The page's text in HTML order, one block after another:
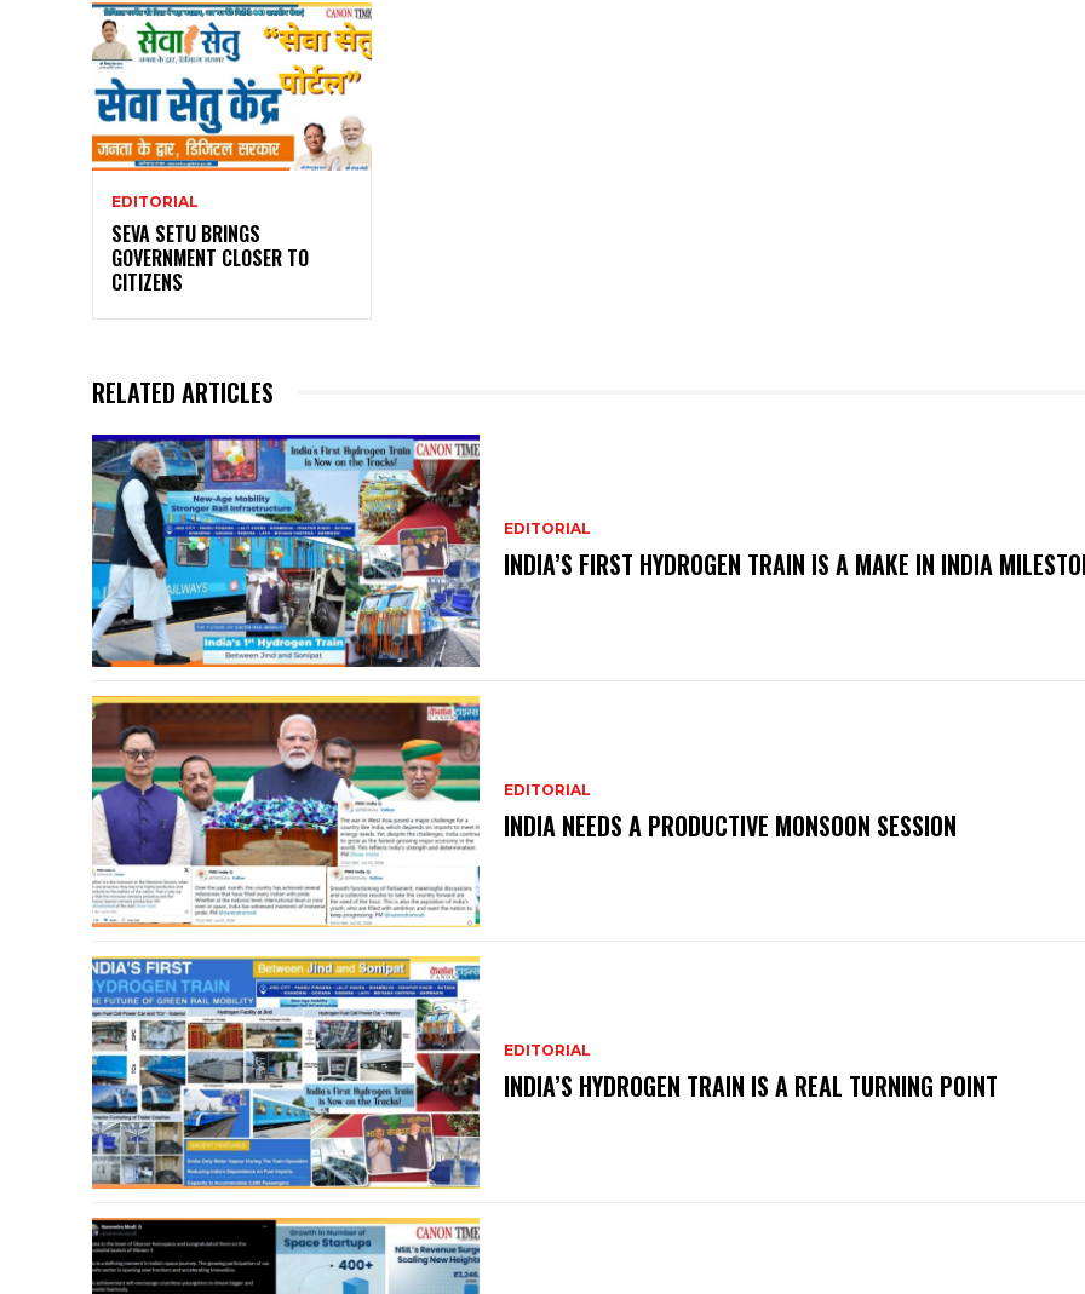
EDITORIAL
SEVA SETU BRINGS
GOVERNMENT CLOSER TO
CITIZENS
RELATED ARTICLES
EDITORIAL
INDIA’S FIRST HYDROGEN TRAIN IS A MAKE IN INDIA
EDITORIAL
INDIA NEEDS A PRODUCTIVE MONSOON SESSION
EDITORIAL
INDIA’S HYDROGEN TRAIN IS A REAL TURNING POINT